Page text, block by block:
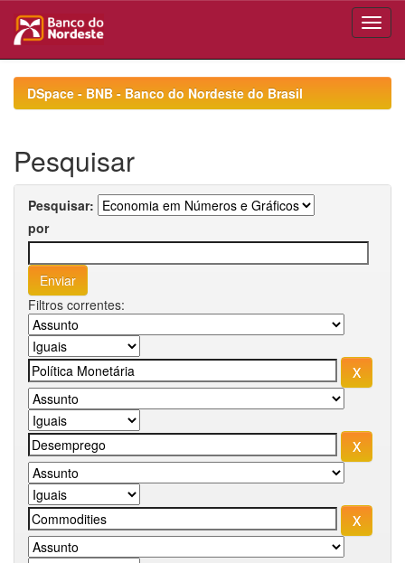
navigationDSpace - BNB - Banco do Nordeste do Brasil
Pesquisar
Pesquisar:
por
Filtros correntes: